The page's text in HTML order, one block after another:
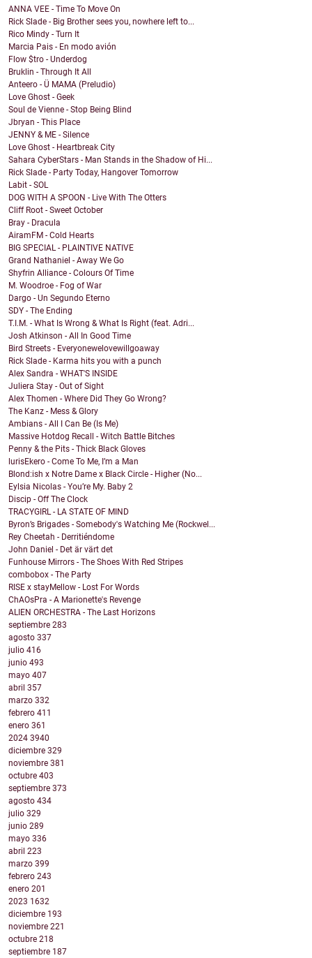
ANNA VEE - Time To Move On
Rick Slade - Big Brother sees you, nowhere left to...
Rico Mindy - Turn It
Marcia Pais - En modo avión
Flow $tro - Underdog
Bruklin - Through It All
Anteero - Ü MAMA (Preludio)
Love Ghost - Geek
Soul de Vienne - Stop Being Blind
Jbryan - This Place
JENNY & ME - Silence
Love Ghost - Heartbreak City
Sahara CyberStars - Man Stands in the Shadow of Hi...
Rick Slade - Party Today, Hangover Tomorrow
Labit - SOL
DOG WITH A SPOON - Live With The Otters
Cliff Root - Sweet October
Bray - Dracula
AiramFM - Cold Hearts
BIG SPECIAL - PLAINTIVE NATIVE
Grand Nathaniel - Away We Go
Shyfrin Alliance - Colours Of Time
M. Woodroe - Fog of War
Dargo - Un Segundo Eterno
SDY - The Ending
T.I.M. - What Is Wrong & What Is Right (feat. Adri...
Josh Atkinson - All In Good Time
Bird Streets - Everyonewelovewillgoaway
Rick Slade - Karma hits you with a punch
Alex Sandra - WHAT'S INSIDE
Juliera Stay - Out of Sight
Alex Thomen - Where Did They Go Wrong?
The Kanz - Mess & Glory
Ambians - All I Can Be (Is Me)
Massive Hotdog Recall - Witch Battle Bitches
Penny & the Pits - Thick Black Gloves
lurisEkero - Come To Me, I’m a Man
Blond:ish x Notre Dame x Black Circle - Higher (No...
Eylsia Nicolas - You’re My. Baby 2
Discip - Off The Clock
TRACYGIRL - LA STATE OF MIND
Byron’s Brigades - Somebody's Watching Me (Rockwel...
Rey Cheetah - Derritiéndome
John Daniel - Det är värt det
Funhouse Mirrors - The Shoes With Red Stripes
combobox - The Party
RISE x stayMellow - Lost For Words
ChAOsPra - A Marionette's Revenge
ALIEN ORCHESTRA - The Last Horizons
septiembre 283
agosto 337
julio 416
junio 493
mayo 407
abril 357
marzo 332
febrero 411
enero 361
2024 3940
diciembre 329
noviembre 381
octubre 403
septiembre 373
agosto 434
julio 329
junio 289
mayo 336
abril 223
marzo 399
febrero 243
enero 201
2023 1632
diciembre 193
noviembre 221
octubre 218
septiembre 187